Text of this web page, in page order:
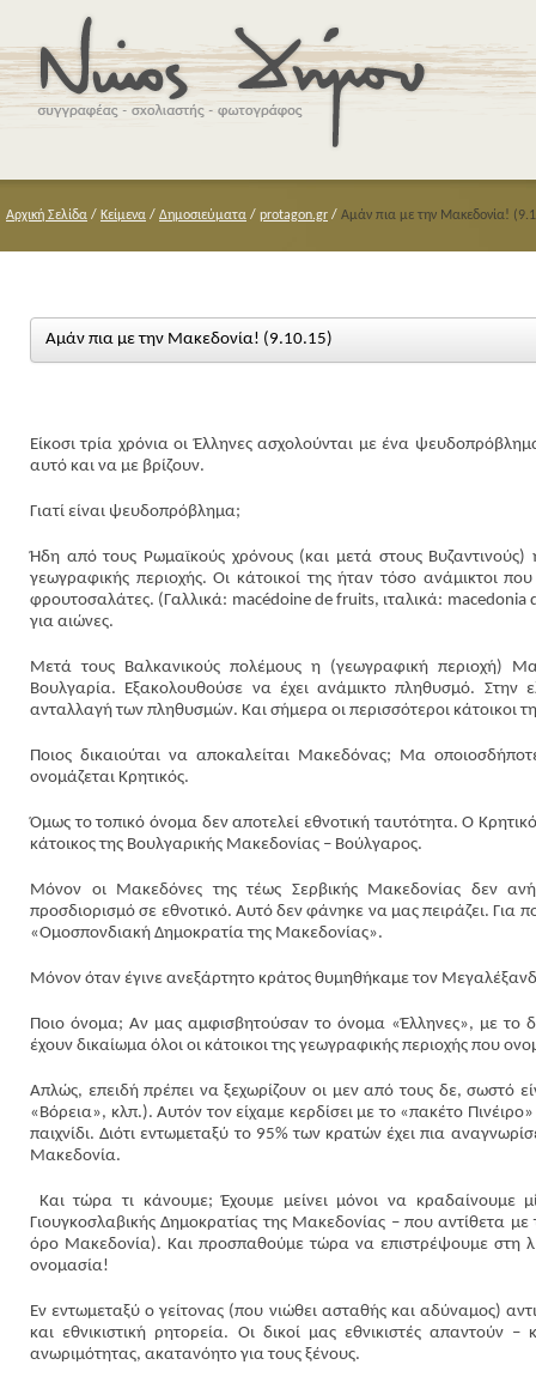
Αρχική Σελίδα / Κείμενα / Δημοσιεύματα / protagon.gr / Αμάν πια με την Μακεδονία!
Αμάν πια με την Μακεδονία! (9.10.15)
Είκοσι τρία χρόνια οι Έλληνες ασχολούνται με ένα
αυτό και να με βρίζουν.
Γιατί είναι ψευδοπρόβλημα;
Ήδη από τους Ρωμαϊκούς χρόνους (και μετά στους
γεωγραφικής περιοχής. Οι κάτοικοί της ήταν τόσο ανάμικτοι
φρουτοσαλάτες. (Γαλλικά: macédoine de fruits, ιταλικά: macedonia
για αιώνες.
Μετά τους Βαλκανικούς πολέμους η (γεωγραφική περιοχή)
Βουλγαρία. Εξακολουθούσε να έχει ανάμικτο πληθυσμό.
ανταλλαγή των πληθυσμών. Και σήμερα οι περισσότεροι κάτοικοι
Ποιος δικαιούται να αποκαλείται Μακεδόνας; Μα
ονομάζεται Κρητικός.
Όμως το τοπικό όνομα δεν αποτελεί εθνοτική ταυτότητα. Ο
κάτοικος της Βουλγαρικής Μακεδονίας – Βούλγαρος.
Μόνον οι Μακεδόνες της τέως Σερβικής Μακεδονίας δεν
προσδιορισμό σε εθνοτικό. Αυτό δεν φάνηκε να μας πειράζει. Για
«Ομοσπονδιακή Δημοκρατία της Μακεδονίας».
Μόνον όταν έγινε ανεξάρτητο κράτος θυμηθήκαμε τον
Ποιο όνομα; Αν μας αμφισβητούσαν το όνομα «Έλληνες», με το
έχουν δικαίωμα όλοι οι κάτοικοι της γεωγραφικής περιοχής που
Απλώς, επειδή πρέπει να ξεχωρίζουν οι μεν από τους δε, σωστό
«Βόρεια», κλπ.). Αυτόν τον είχαμε κερδίσει με το «πακέτο
παιχνίδι. Διότι εντωμεταξύ το 95% των κρατών έχει πια
Μακεδονία.
Και τώρα τι κάνουμε; Έχουμε μείνει μόνοι να
Γιουγκοσλαβικής Δημοκρατίας της Μακεδονίας – που αντίθετα
όρο Μακεδονία). Και προσπαθούμε τώρα να επιστρέψουμε στη
ονομασία!
Εν εντωμεταξύ ο γείτονας (που νιώθει ασταθής και αδύναμος)
και εθνικιστική ρητορεία. Οι δικοί μας εθνικιστές
ανωριμότητας, ακατανόητο για τους ξένους.